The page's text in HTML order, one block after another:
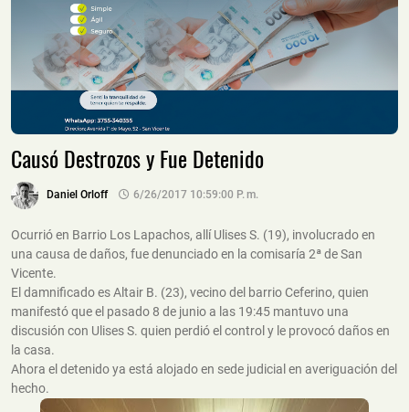
Causó Destrozos y Fue Detenido
Daniel Orloff 6/26/2017 10:59:00 P. M.
Ocurrió en Barrio Los Lapachos, allí Ulises S. (19), involucrado en
una causa de daños, fue denunciado en la comisaría 2ª de San
Vicente.
El damnificado es Altair B. (23), vecino del barrio Ceferino, quien
manifestó que el pasado 8 de junio a las 19:45 mantuvo una
discusión con Ulises S. quien perdió el control y le provocó daños en
la casa.
Ahora el detenido ya está alojado en sede judicial en averiguación del
hecho.